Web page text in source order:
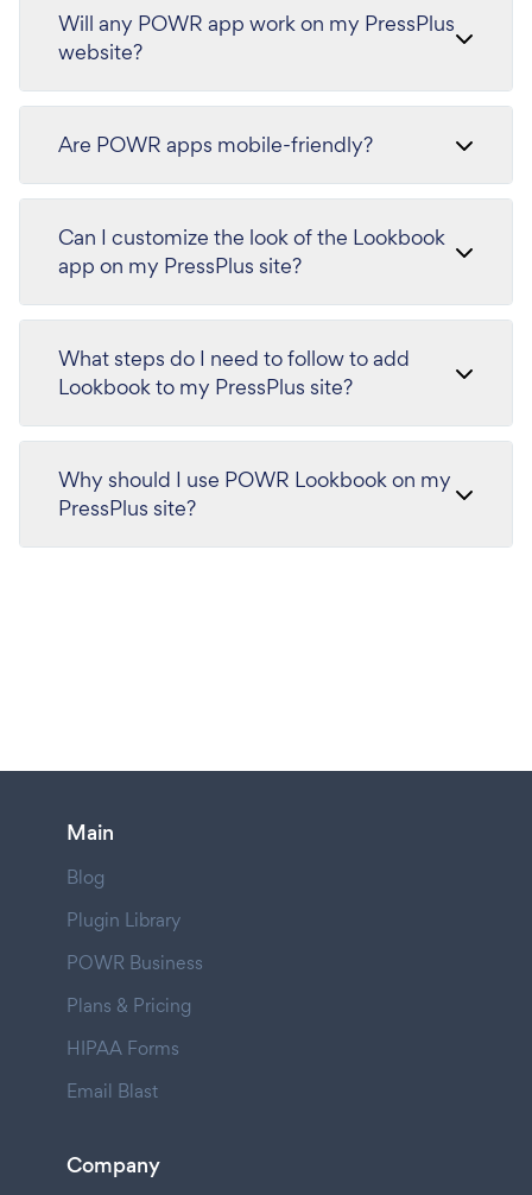
Will any POWR app work on my PressPlus
website?
Are POWR apps mobile-friendly?
Can I customize the look of the Lookbook
app on my PressPlus site?
What steps do I need to follow to add
Lookbook to my PressPlus site?
Why should I use POWR Lookbook on my
PressPlus site?
Main
Blog
Plugin Library
POWR Business
Plans & Pricing
HIPAA Forms
Email Blast
Company